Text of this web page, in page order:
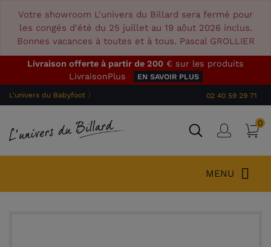
Votre showroom L'univers du Billard sera fermé pour
les congés d'été du 25 juillet au 19 aôut 2026 inclus.
Bonnes vacances à toutes et à tous. Pascal GROLLIER
Livraison offerte à partir de 200 € sur les produits
LivraisonPlus
EN SAVOIR PLUS
L'univers du Babyfoot 〉 02 40 59 29 71
0
MENU